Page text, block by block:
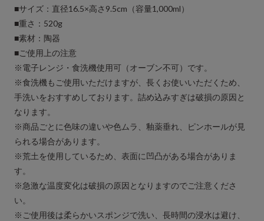
■サイズ：直径16.5×高さ9.5cm（容量1,000ml）
■重さ：520g
■素材：陶器
■ご使用上の注意
※電子レンジ・食洗機使用可（オーブン不可）です。
※食洗機もご使用いただけますが、長くお使いいただくため、
手洗いをおすすめしております。詰め込みすぎは破損の原因と
なります。
※商品ごとに色味の違いや色ムラ、釉薬垂れ、ピンホールが見
られる場合があります。
※荒土を使用しているため、表面に凹凸がある場合がありま
す。
※急激な温度変化は破損の原因となりますのでご注意くださ
い。
※ご使用後は柔らかいスポンジで洗い、長時間の浸水は避け、